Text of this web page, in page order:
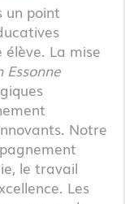
un point
La mise
Notre
le travail
Les